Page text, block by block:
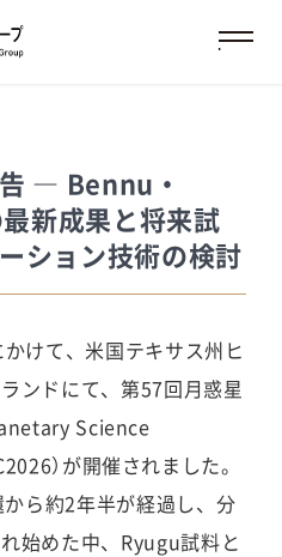
― Bennu・
新成果と将来試
ション技術の検討
けて、米国テキサス州ヒ
ンドにて、第57回月惑星
Science
）が開催されました。
ら約2年半が経過し、分
始めた中、Ryugu試料と